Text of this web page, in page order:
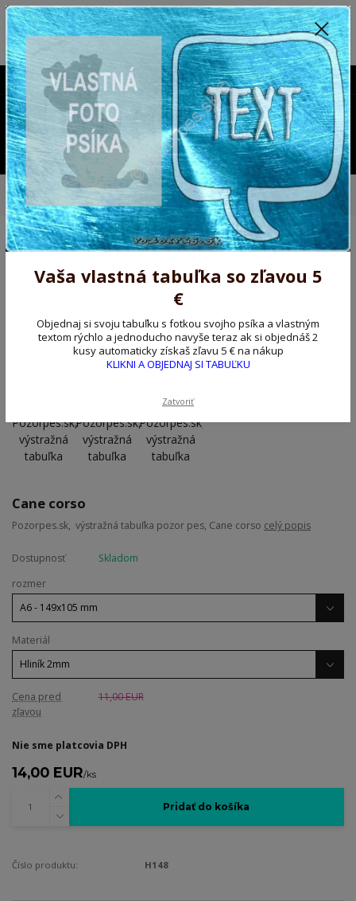
Poprosíme ctených zákazníkov o trpezlivosť, v tomto období máme
predĺžené dodacie lehoty.
Preto sme Vám pripravili malý darček ako ospravedlnenie.
!!! ZĽAVA 5€ na PRVÚ objednávku nad 30€ s kódom pozorpes5 !!!
Menu
EUR
0903563637
0
0,00 EUR
Úvod Kovové výstražné ceduľky
Pozorpes.sk, výstražná tabuľka
hliníková
Pozorpes.sk, výstražná
tabuľka hliníková
Cane corso
Pozorpes.sk, výstražná tabuľka pozor pes, Cane corso celý popis
Dostupnosť
Skladom
rozmer
Materiál
Cena pred
zľavou
11,00 EUR
Nie sme platcovia DPH
14,00 EUR/ks
Pridať do košíka
Číslo produktu: H148
Vaša vlastná tabuľka so zľavou 5
€
Objednaj si svoju tabuľku s fotkou svojho psíka a vlastným
textom rýchlo a jednoducho navyše teraz ak si objednáš 2
kusy automaticky získaš zľavu 5 € na nákup
KLIKNI A OBJEDNAJ SI TABUĽKU
Zatvoriť